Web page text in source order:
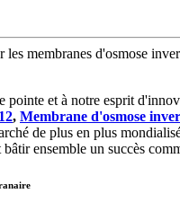
membranes d'osmose
pointe et à notre esprit
, Membrane d'osmose
de plus en plus
ensemble un succès